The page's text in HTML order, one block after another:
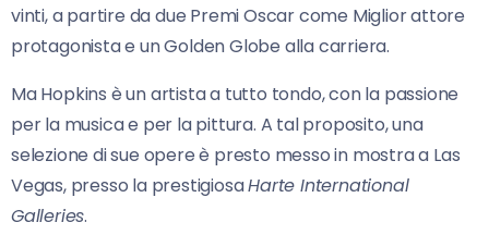
vinti, a partire da due Premi Oscar come Miglior attore
protagonista e un Golden Globe alla carriera.
Ma Hopkins è un artista a tutto tondo, con la passione
per la musica e per la pittura. A tal proposito, una
selezione di sue opere è presto messo in mostra a Las
Vegas, presso la prestigiosaHarte International
Galleries.